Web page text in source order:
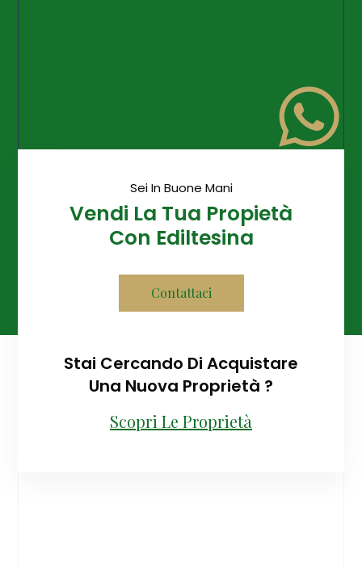
Sei In Buone Mani
Vendi La Tua Propietà
Con Ediltesina
Contattaci
Stai Cercando Di Acquistare
Una Nuova Proprietà ?
Scopri Le Proprietà